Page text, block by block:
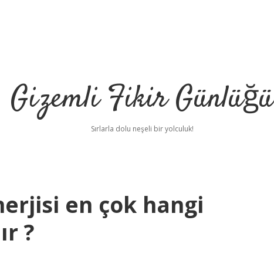
Gizemli Fikir Günlüğü
Sırlarla dolu neşeli bir yolculuk!
en çok hangi
?